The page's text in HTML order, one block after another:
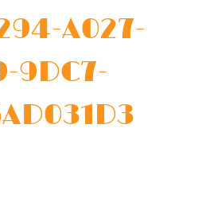
A027-
9DC7-